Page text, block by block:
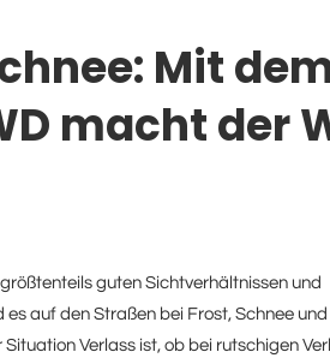
Mit
macht der
guten Sichtverhältnissen und
auf den Straßen bei Frost, Schnee und
Verlass ist, ob bei rutschigen